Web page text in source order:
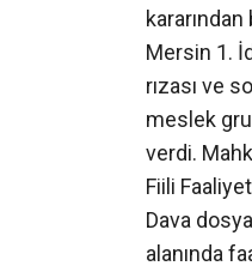
Mersin 1.
rızası ve
meslek
verdi.
Fiili
Dava
alanında